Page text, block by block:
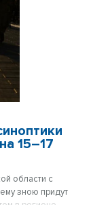
15–17
области с
зною придут